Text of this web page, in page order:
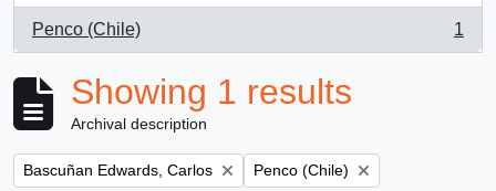
Penco (Chile)
, 1 results
1
Showing 1 results
Archival description
Remove filter:
Bascuñan Edwards, Carlos Remove filter:
Penco (Chile)